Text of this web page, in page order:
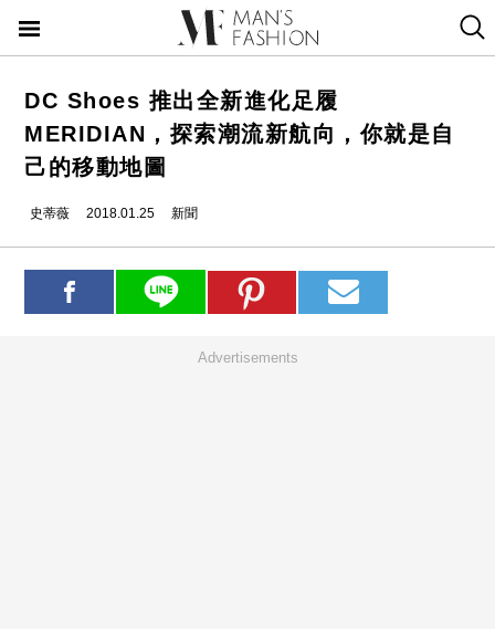
DC Shoes 推出全新進化足履
MERIDIAN，探索潮流新航向，你就是自
己的移動地圖
史蒂薇 2018.01.25 新聞
Advertisements